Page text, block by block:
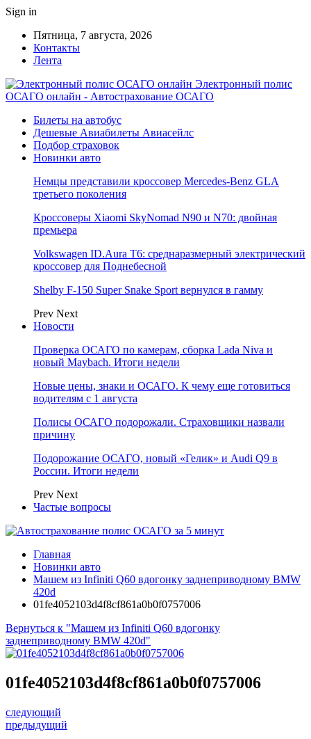
Sign in
Пятница, 7 августа, 2026
Контакты
Лента
Электронный полис
ОСАГО онлайн - Автострахование ОСАГО
Билеты на автобус
Дешевые Авиабилеты Авиасейлс
Подбор страховок
Новинки авто
Немцы представили кроссовер Mercedes-Benz GLA
третьего поколения
Кроссоверы Xiaomi SkyNomad N90 и N70: двойная
премьера
Volkswagen ID.Aura T6: среднаразмерный электрический
кроссовер для Поднебесной
Shelby F-150 Super Snake Sport вернулся в гамму
Prev Next
Новости
Проверка ОСАГО по камерам, сборка Lada Niva и
новый Maybach. Итоги недели
Новые цены, знаки и ОСАГО. К чему еще готовиться
водителям с 1 августа
Полисы ОСАГО подорожали. Страховщики назвали
причину
Подорожание ОСАГО, новый «Гелик» и Audi Q9 в
России. Итоги недели
Prev Next
Частые вопросы
Главная
Новинки авто
Машем из Infiniti Q60 вдогонку заднеприводному BMW
420d
01fe4052103d4f8cf861a0b0f0757006
Вернуться к "Машем из Infiniti Q60 вдогонку
заднеприводному BMW 420d"
01fe4052103d4f8cf861a0b0f0757006
следующий
предыдущий